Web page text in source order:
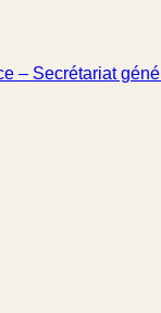
– Secrétariat